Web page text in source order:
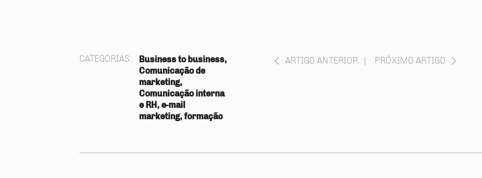
CATEGORIAS:
Business to business,
Comunicação de
marketing,
Comunicação interna
e RH, e-mail
marketing, formação
ARTIGO ANTERIOR PRÓXIMO ARTIGO